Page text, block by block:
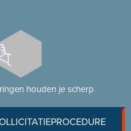
houden je scherp